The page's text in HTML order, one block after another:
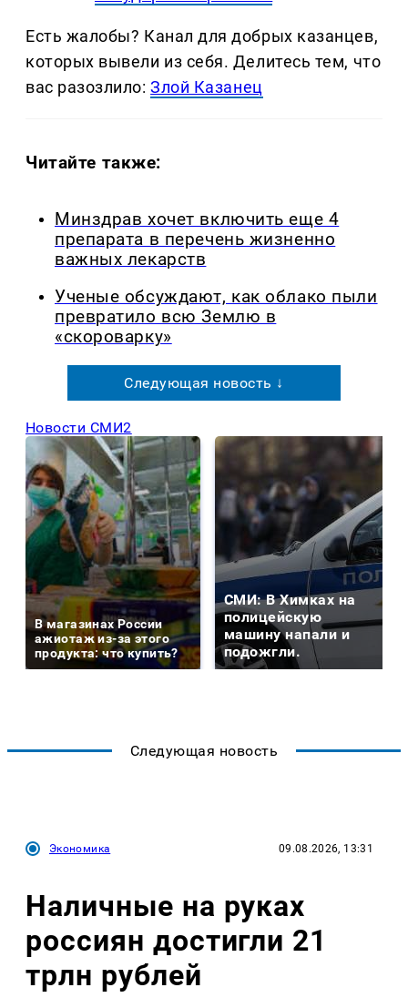
Есть жалобы? Канал для добрых казанцев,
которых вывели из себя. Делитеcь тем, что
вас разозлило:Злой Казанец
Читайте также:
Минздрав хочет включить еще 4
препарата в перечень жизненно
важных лекарств
Ученые обсуждают, как облако пыли
превратило всю Землю в
«скороварку»
Следующая новость ↓
Новости СМИ2
В магазинах России
ажиотаж из-за этого
продукта: что купить?
СМИ: В Химках на
полицейскую
машину напали и
подожгли.
Следующая новость
Экономика 09.08.2026, 13:31
Наличные на руках
россиян достигли 21
трлн рублей